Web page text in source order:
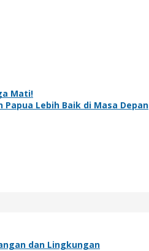
Mati!
Lebih Baik di Masa Depan
dan Lingkungan